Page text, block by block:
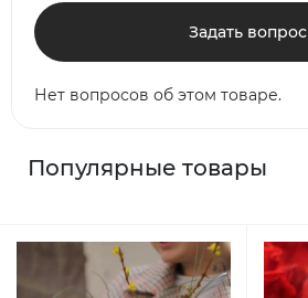
Задать вопрос
Нет вопросов об этом товаре.
Популярные товары